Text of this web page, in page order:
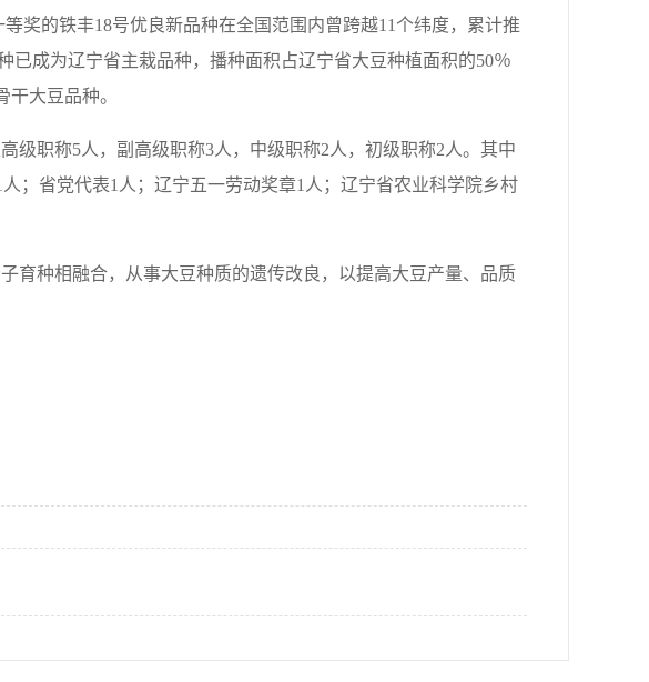
奖的铁丰18号优良新品种在全国范围内曾跨越11个纬度，累计推
已成为辽宁省主栽品种，播种面积占辽宁省大豆种植面积的50％
干大豆品种。
职称5人，副高级职称3人，中级职称2人，初级职称2人。其中
；省党代表1人；辽宁五一劳动奖章1人；辽宁省农业科学院乡村
种相融合，从事大豆种质的遗传改良，以提高大豆产量、品质